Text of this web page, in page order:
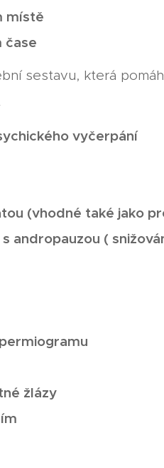
místě
čase
sestavu, která
vyčerpání
(vhodné také jako
andropauzou (
žlázy